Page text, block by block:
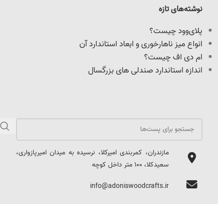
مازندران، کمربندی امیرکلا، نرسیده به میدان امیرپازواری،
سعیدکلا، 100 متر داخل کوچه
info@adoniswoodcrafts.ir
نوشته‌های تازه
پلای‌وود چیست؟
انواع میز ناهارخوری و ابعاد استاندارد آن
ام دی اف چیست؟
اندازه استاندارد صندلی های بزرگسال